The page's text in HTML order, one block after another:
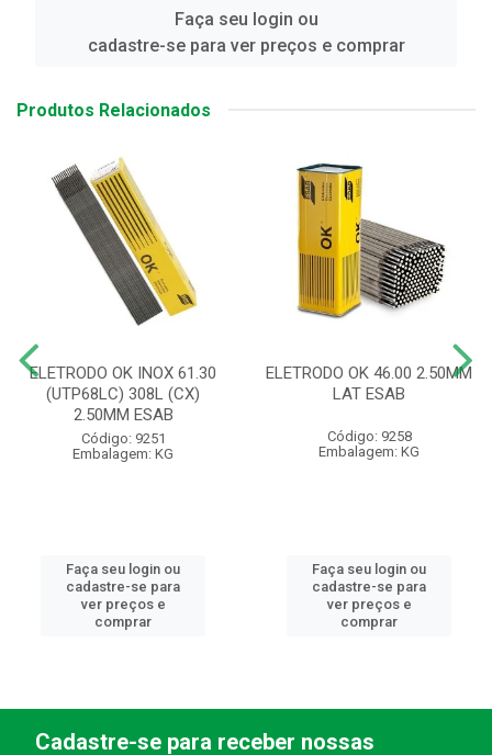
Faça seu login ou
cadastre-se para ver preços e comprar
Produtos Relacionados
ELETRODO OK INOX 61.30
(UTP68LC) 308L (CX)
2.50MM ESAB
Código: 9251
Embalagem: KG
Faça seu login ou
cadastre-se para
ver preços e
comprar
ELETRODO OK 46.00 2.50MM
LAT ESAB
Código: 9258
Embalagem: KG
Faça seu login ou
cadastre-se para
ver preços e
comprar
Cadastre-se para receber nossas